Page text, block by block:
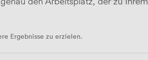
Ergebnisse zu erzielen.